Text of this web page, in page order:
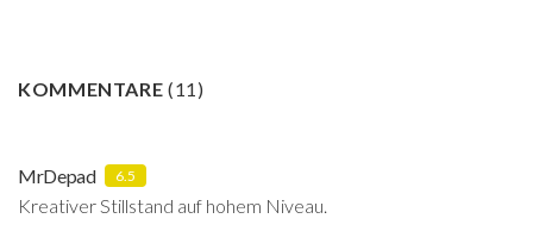
KOMMENTARE(11 )
MrDepad 6.5
Kreativer Stillstand auf hohem Niveau.